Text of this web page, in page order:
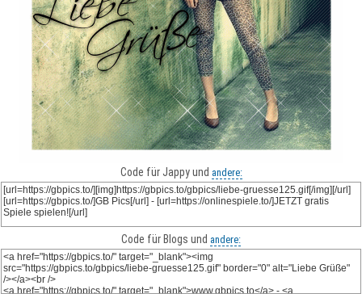
Code für Jappy und andere:
Code für Blogs und andere: